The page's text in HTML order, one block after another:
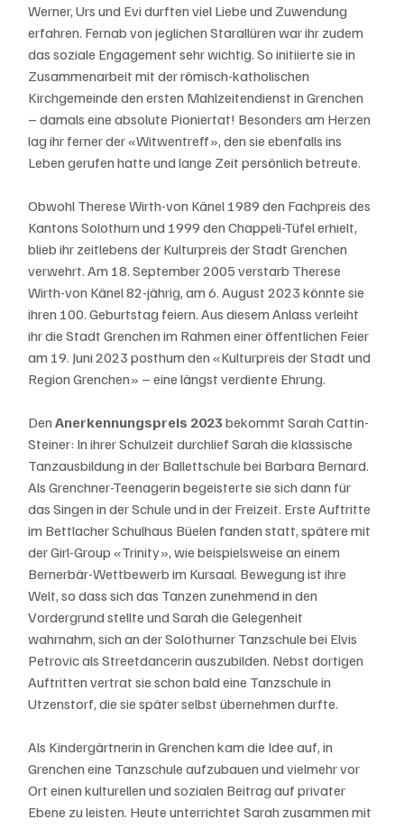
Werner, Urs und Evi durften viel Liebe und Zuwendung
erfahren. Fernab von jeglichen Starallüren war ihr zudem
das soziale Engagement sehr wichtig. So initiierte sie in
Zusammenarbeit mit der römisch-katholischen
Kirchgemeinde den ersten Mahlzeitendienst in Grenchen
– damals eine absolute Pioniertat! Besonders am Herzen
lag ihr ferner der «Witwentreff», den sie ebenfalls ins
Leben gerufen hatte und lange Zeit persönlich betreute.
Obwohl Therese Wirth-von Känel 1989 den Fachpreis des
Kantons Solothurn und 1999 den Chappeli-Tüfel erhielt,
blieb ihr zeitlebens der Kulturpreis der Stadt Grenchen
verwehrt. Am 18. September 2005 verstarb Therese
Wirth-von Känel 82-jährig, am 6. August 2023 könnte sie
ihren 100. Geburtstag feiern. Aus diesem Anlass verleiht
ihr die Stadt Grenchen im Rahmen einer öffentlichen Feier
am 19. Juni 2023 posthum den «Kulturpreis der Stadt und
Region Grenchen» – eine längst verdiente Ehrung.
Den Anerkennungspreis 2023 bekommt Sarah Cattin-
Steiner: In ihrer Schulzeit durchlief Sarah die klassische
Tanzausbildung in der Ballettschule bei Barbara Bernard.
Als Grenchner-Teenagerin begeisterte sie sich dann für
das Singen in der Schule und in der Freizeit. Erste Auftritte
im Bettlacher Schulhaus Büelen fanden statt, spätere mit
der Girl-Group «Trinity», wie beispielsweise an einem
Bernerbär-Wettbewerb im Kursaal. Bewegung ist ihre
Welt, so dass sich das Tanzen zunehmend in den
Vordergrund stellte und Sarah die Gelegenheit
wahrnahm, sich an der Solothurner Tanzschule bei Elvis
Petrovic als Streetdancerin auszubilden. Nebst dortigen
Auftritten vertrat sie schon bald eine Tanzschule in
Utzenstorf, die sie später selbst übernehmen durfte.
Als Kindergärtnerin in Grenchen kam die Idee auf, in
Grenchen eine Tanzschule aufzubauen und vielmehr vor
Ort einen kulturellen und sozialen Beitrag auf privater
Ebene zu leisten. Heute unterrichtet Sarah zusammen mit